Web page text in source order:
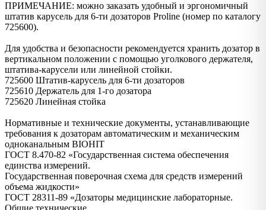
ПРИМЕЧАНИЕ: можно заказать удобный и эргономичный
штатив карусель для 6-ти дозаторов Proline (номер по каталогу
725600).
Для удобства и безопасности рекомендуется хранить дозатор в
вертикальном положении с помощью уголкового держателя,
штатива-карусели или линейной стойки.
725600 Штатив-карусель для 6-ти дозаторов
725610 Держатель для 1-го дозатора
725620 Линейная стойка
Нормативные и технические документы, устанавливающие
требования к дозаторам автоматическим и механическим
одноканальным BIOHIT
ГОСТ 8.470-82 «Государственная система обеспечения
единства измерений.
Государственная поверочная схема для средств измерений
объема жидкости»
ГОСТ 28311-89 «Дозаторы медицинские лабораторные.